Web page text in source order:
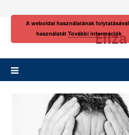
Eliza
A weboldal használatának
használatát További információk